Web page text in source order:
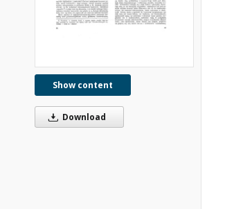
Show content
Download